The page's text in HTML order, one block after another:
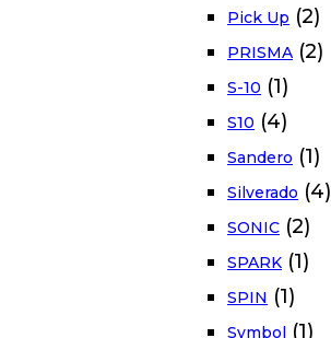
Pick Up (2)
PRISMA (2)
S-10 (1)
S10 (4)
Sandero (1)
Silverado (4)
SONIC (2)
SPARK (1)
SPIN (1)
Symbol (1)